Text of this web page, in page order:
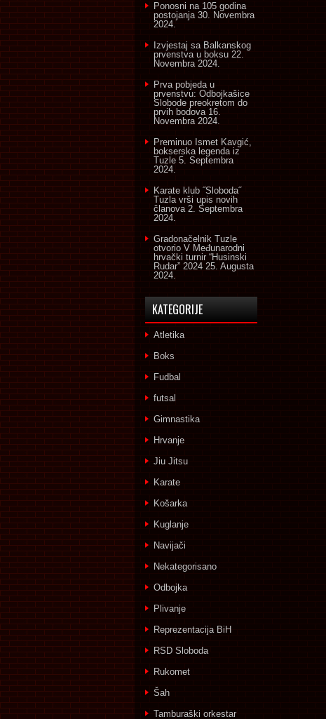
Ponosni na 105 godina
postojanja 30. Novembra
2024.
Izvjestaj sa Balkanskog
prvenstva u boksu 22.
Novembra 2024.
Prva pobjeda u
prvenstvu: Odbojkašice
Slobode preokretom do
prvih bodova 16.
Novembra 2024.
Preminuo Ismet Kavgić,
bokserska legenda iz
Tuzle 5. Septembra
2024.
Karate klub ˝Sloboda˝
Tuzla vrši upis novih
članova 2. Septembra
2024.
Gradonačelnik Tuzle
otvorio V Međunarodni
hrvački turnir “Husinski
Rudar” 2024 25. Augusta
2024.
KATEGORIJE
Atletika
Boks
Fudbal
futsal
Gimnastika
Hrvanje
Jiu Jitsu
Karate
Košarka
Kuglanje
Navijači
Nekategorisano
Odbojka
Plivanje
Reprezentacija BiH
RSD Sloboda
Rukomet
Šah
Tamburaški orkestar